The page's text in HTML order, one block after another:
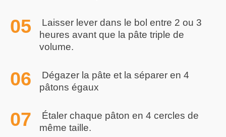
Laisser lever dans le bol entre 2 ou 3
heures avant que la pâte triple de
volume.
Dégazer la pâte et la séparer en 4
pâtons égaux
Étaler chaque pâton en 4 cercles de
même taille.